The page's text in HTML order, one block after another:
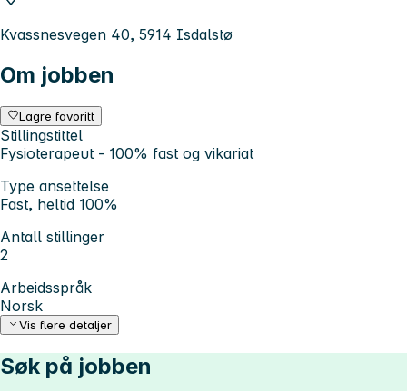
Kvassnesvegen 40, 5914 Isdalstø
Om jobben
Lagre favoritt
Stillingstittel
Fysioterapeut - 100% fast og vikariat
Type ansettelse
Fast, heltid 100%
Antall stillinger
2
Arbeidsspråk
Norsk
Vis flere detaljer
Søk på jobben